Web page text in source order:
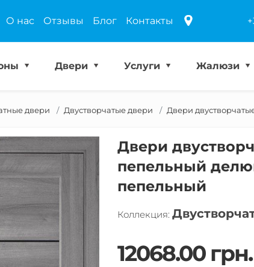
О нас Отзывы Блог Контакты
Двери Услуги Жалюзи
двери Двустворчатые двери Двери
Двери
пепельный
пепельный
Коллекция:
12068.00 грн.